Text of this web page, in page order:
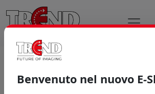
Benvenuto nel nuovo E-